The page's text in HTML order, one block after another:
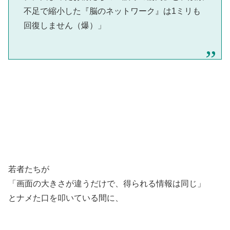
不足で縮小した『脳のネットワーク』は1ミリも
回復しません（爆）」
若者たちが
「画面の大きさが違うだけで、得られる情報は同じ」
とナメた口を叩いている間に、